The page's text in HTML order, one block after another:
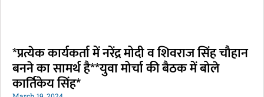
*प्रत्येक कार्यकर्ता में नरेंद्र मोदी व शिवराज सिंह चौहान
बनने का सामर्थ है**युवा मोर्चा की बैठक में बोले
कार्तिकेय सिंह*